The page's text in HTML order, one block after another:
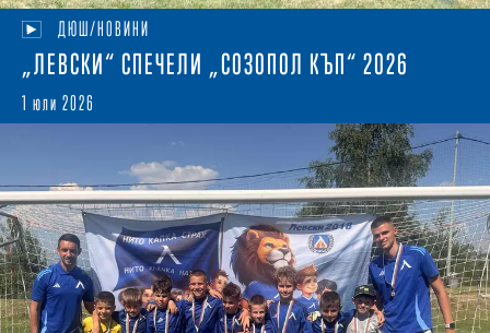
ДЮШ/НОВИНИ
„ЛЕВСКИ“ СПЕЧЕЛИ „СОЗОПОЛ КЪП“ 2026
1 юли 2026